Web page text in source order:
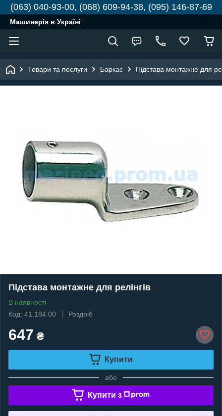
(063) 040-93-00, (068) 609-94-38, (095) 146-87-69
Машинерія в Україні
Товари та послуги Баркас Підстава монтажне для
Підстава монтажне для релінгів
В наявності
Код: 41.184.00
Роздріб
647 ₴
Купити
або
Купити з